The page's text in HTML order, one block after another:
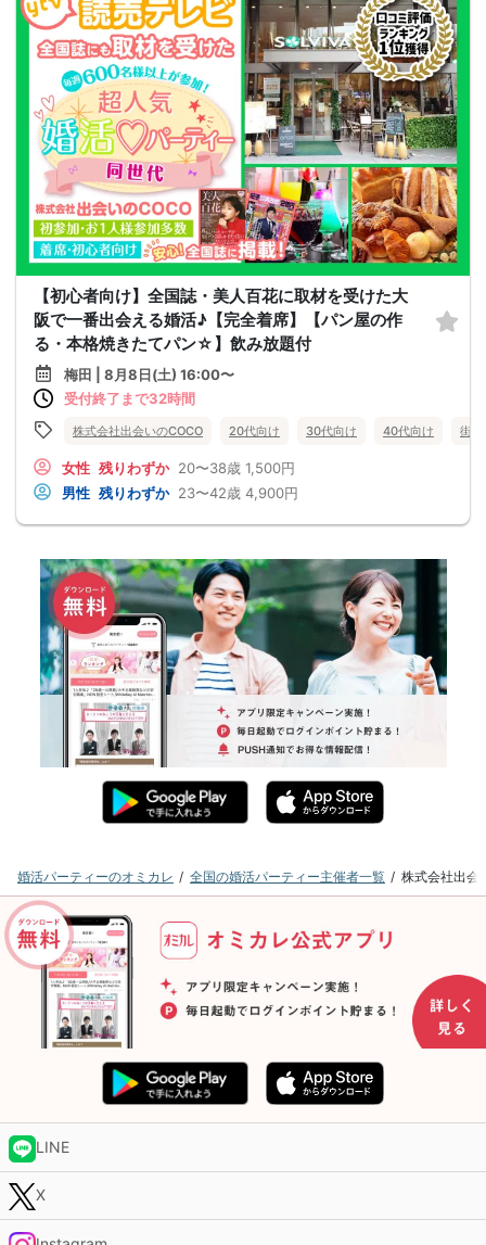
【初心者向け】全国誌・美人百花に取材を受けた大
阪で一番出会える婚活♪【完全着席】【パン屋の作
る・本格焼きたてパン☆】飲み放題付
梅田 | 8月8日(土) 16:00〜
受付終了まで32時間
株式会社出会いのCOCO 20代向け 30代向け 40代向け 街
女性 残りわずか 20〜38歳 1,500円
男性 残りわずか 23〜42歳 4,900円
婚活パーティーのオミカレ 全国の婚活パーティー主催者一覧 株式会社出会
LINE
X